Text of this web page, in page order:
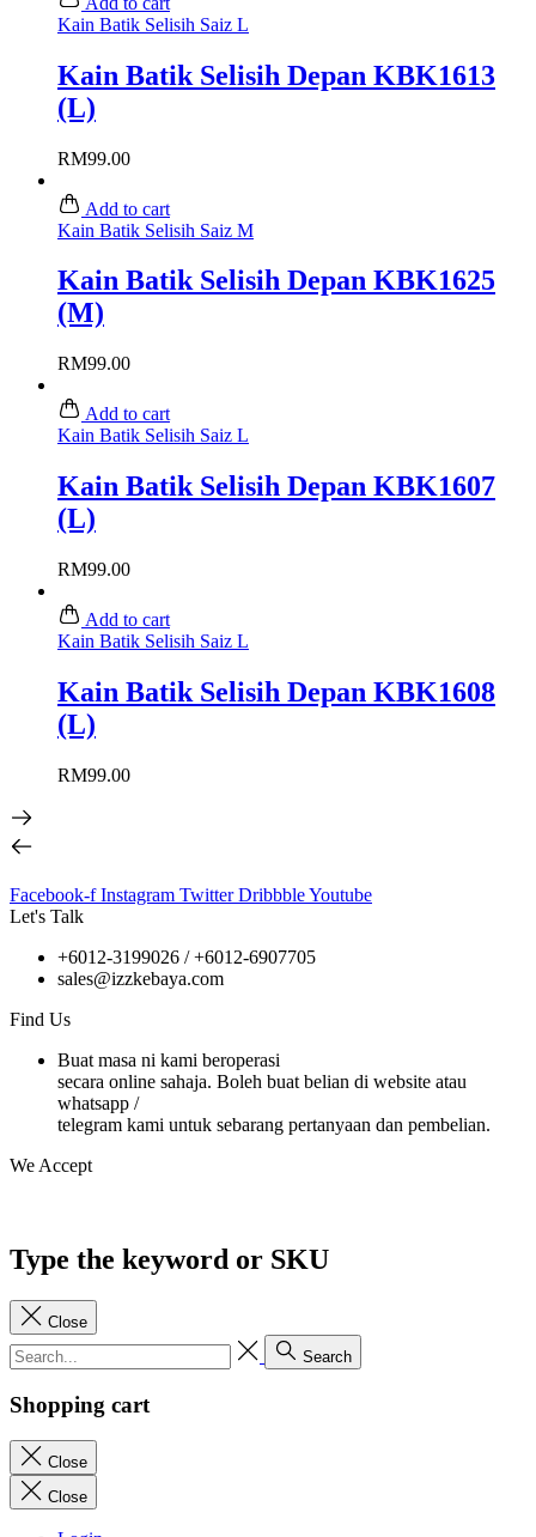
Kain Batik Selisih Saiz L
Kain Batik Selisih Depan KBK1613
(L)
RM99.00
Add to cart
Kain Batik Selisih Saiz M
Kain Batik Selisih Depan KBK1625
(M)
RM99.00
Add to cart
Kain Batik Selisih Saiz L
Kain Batik Selisih Depan KBK1607
(L)
RM99.00
Add to cart
Kain Batik Selisih Saiz L
Kain Batik Selisih Depan KBK1608
(L)
RM99.00
Facebook-f Instagram Twitter DribbbleYoutube
Let's Talk
+6012-3199026 / +6012-6907705
sales@izzkebaya.com
Find Us
Buat masa ni kami beroperasi
secara online sahaja. Boleh buat belian di website atau
whatsapp /
telegram kami untuk sebarang pertanyaan dan pembelian.
We Accept
Type the keyword or SKU
Close
Search
Shopping cart
Close
Close